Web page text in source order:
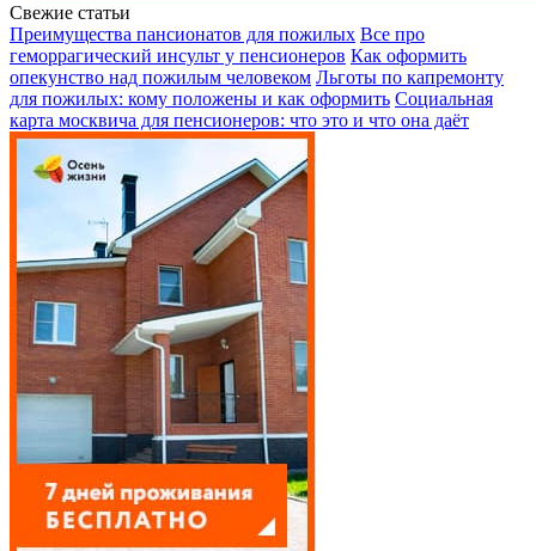
Свежие статьи
Преимущества пансионатов для пожилых Все про
геморрагический инсульт у пенсионеров Как оформить
опекунство над пожилым человеком Льготы по капремонту
для пожилых: кому положены и как оформить Социальная
карта москвича для пенсионеров: что это и что она даёт